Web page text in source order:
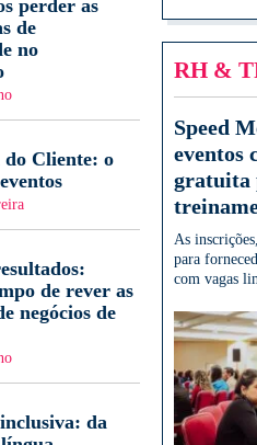
perder as
de
no
Cliente: o
de rever as
negócios de
da
RH &
Speed
eventos
gratuita
As
para
com vagas